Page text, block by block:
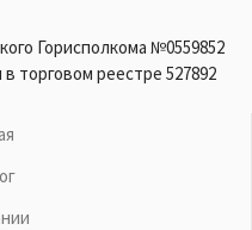
Горисполкома №0559852
торговом реестре 527892